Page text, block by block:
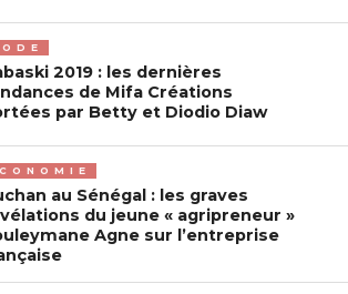
2019 : les dernières
de Mifa Créations
par Betty et Diodio Diaw
au Sénégal : les graves
du jeune « agripreneur »
Agne sur l’entreprise